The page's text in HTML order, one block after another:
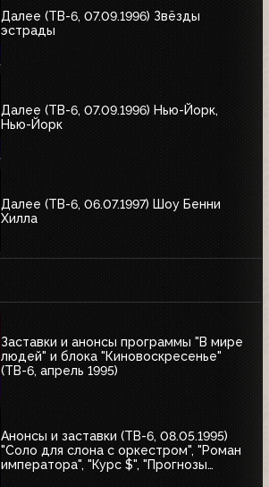
Далее (ТВ-6, 07.09.1996) Звёзды
эстрады
Далее (ТВ-6, 07.09.1996) Нью-Йорк,
Нью-Йорк
Далее (ТВ-6, 06.07.1997) Шоу Бенни
Хилла
Заставки и анонсы программы "В мире
людей" и блока "Киновоскресенье"
(ТВ-6, апрель 1995)
Анонсы и заставки (ТВ-6, 08.05.1995)
"Соло для слона с оркестром", "Роман
императора", "Курс $", "Прогнозы